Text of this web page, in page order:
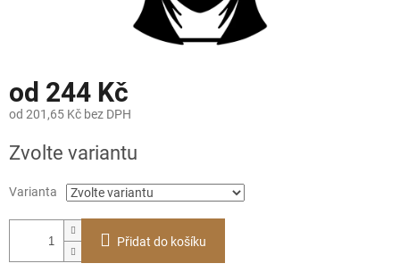
od 244 Kč
od 201,65 Kč bez DPH
cena:
Zvolte variantu
Varianta
Přidat do košíku